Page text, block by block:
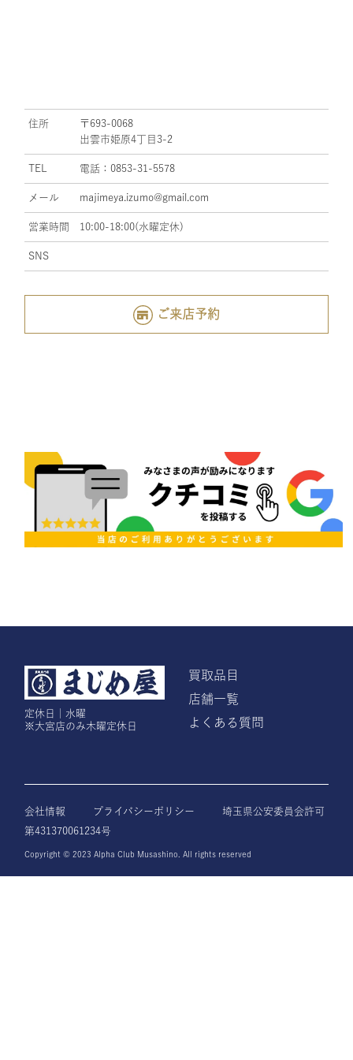
住所
〒693-0068
出雲市姫原4丁目3-2
TEL 電話：0853-31-5578
メール majimeya.izumo@gmail.com
営業時間 10:00-18:00(水曜定休)
SNS
ご来店予約
定休日｜水曜
※大宮店のみ木曜定休日
買取品目
店舗一覧
よくある質問
会社情報 プライバシーポリシー
埼玉県公安委員会許可
第431370061234号
Copyright © 2023 Alpha Club Musashino. All rights reserved